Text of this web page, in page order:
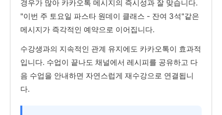
경우가 많아 카카오톡 메시지의 즉시성과 잘 맞습니다.
"이번 주 토요일 파스타 원데이 클래스 - 잔여 3석"같은
메시지가 즉각적인 예약으로 이어집니다.
수강생과의 지속적인 관계 유지에도 카카오톡이 효과적
입니다. 수업이 끝나도 채널에서 레시피를 공유하고 다
음 수업을 안내하면 자연스럽게 재수강으로 연결됩니
다.